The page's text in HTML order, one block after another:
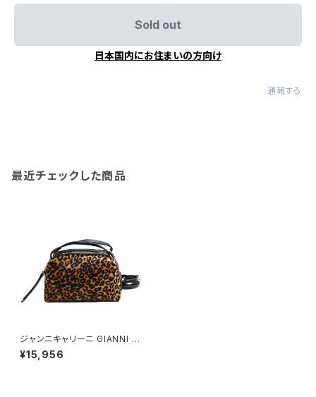
Sold out
日本国内にお住まいの方向け
通報する
最近チェックした商品
ジャンニキャリーニ GIANNI C
HIARIN ショルダーバッグ BS82
55 MCRLEO CAMMELLO レ
¥15,956